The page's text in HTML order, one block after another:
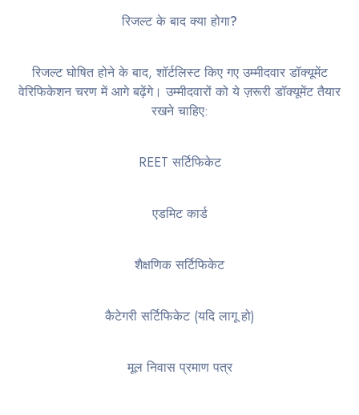
रिजल्ट के बाद क्या होगा?
रिजल्ट घोषित होने के बाद, शॉर्टलिस्ट किए गए उम्मीदवार डॉक्यूमेंट
वेरिफिकेशन चरण में आगे बढ़ेंगे। उम्मीदवारों को ये ज़रूरी डॉक्यूमेंट तैयार
रखने चाहिए:
REET सर्टिफिकेट
एडमिट कार्ड
शैक्षणिक सर्टिफिकेट
कैटेगरी सर्टिफिकेट (यदि लागू हो)
मूल निवास प्रमाण पत्र